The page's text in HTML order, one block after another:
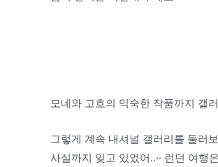
모네와 고흐의 익숙한 작품까지 갤
그렇게 계속 내셔널 갤러리를 둘러
사실까지 잊고 있었어..·· 런던 여